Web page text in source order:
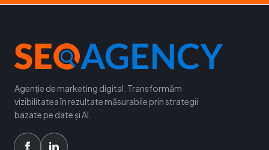
Agenție de marketing digital. Transformăm
vizibilitatea în rezultate măsurabile prin strategii
bazate pe date și AI.